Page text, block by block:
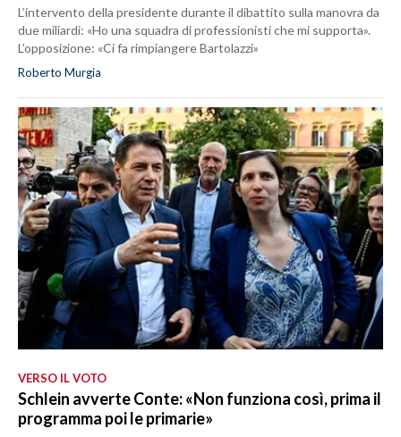
L’intervento della presidente durante il dibattito sulla manovra da
due miliardi: «Ho una squadra di professionisti che mi supporta».
L’opposizione: «Ci fa rimpiangere Bartolazzi»
Roberto Murgia
VERSO IL VOTO
Schlein avverte Conte: «Non funziona così, prima il
programma poi le primarie»